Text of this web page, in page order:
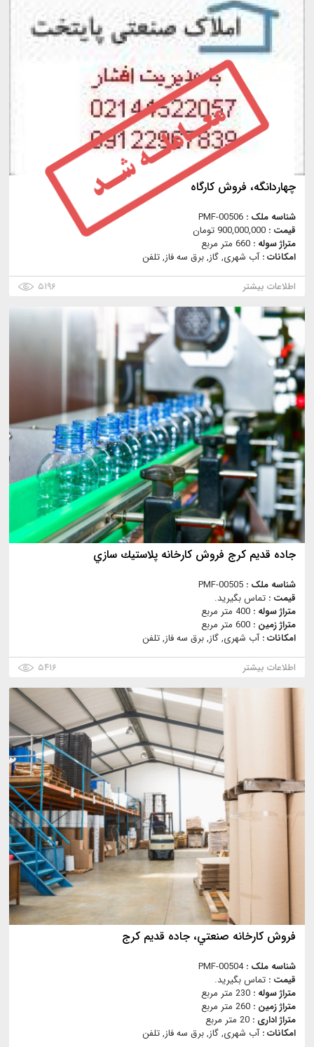
چهاردانگه، فروش كارگاه
شناسه ملک : PMF-00506
قیمت : 900,000,000 تومان
متراژ سوله : 660 متر مربع
امکانات :آب شهری, گاز, برق سه فاز, تلفن
اطلاعات بیشتر
۵۱۹۶
جاده قديم كرج فروش كارخانه پلاستيك سازي
شناسه ملک : PMF-00505
قیمت : تماس بگیرید.
متراژ سوله : 400 متر مربع
متراژ زمین : 600 متر مربع
امکانات :آب شهری, گاز, برق سه فاز, تلفن
اطلاعات بیشتر
۵۴۱۶
فروش كارخانه صنعتي، جاده قديم كرج
شناسه ملک :PMF-00504
قیمت : تماس بگیرید.
متراژ سوله : 230 متر مربع
متراژ زمین : 260 متر مربع
متراژ اداری : 20 متر مربع
امکانات :آب شهری, گاز, برق سه فاز, تلفن